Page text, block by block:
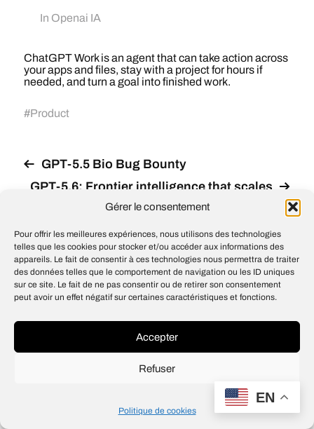
Gérer le consentement
Pour offrir les meilleures expériences, nous utilisons des technologies
telles que les cookies pour stocker et/ou accéder aux informations des
appareils. Le fait de consentir à ces technologies nous permettra de traiter
des données telles que le comportement de navigation ou les ID uniques
sur ce site. Le fait de ne pas consentir ou de retirer son consentement
peut avoir un effet négatif sur certaines caractéristiques et fonctions.
Accepter
Refuser
Politique de cookies
In Openai IA
ChatGPT Work is an agent that can take action across
your apps and files, stay with a project for hours if
needed, and turn a goal into finished work.
#Product
GPT-5.5 Bio Bug Bounty
GPT-5.6: Frontier intelligence that scales
with your ambition
© 2026Open IA
DesignJean-Louis Maso
EN